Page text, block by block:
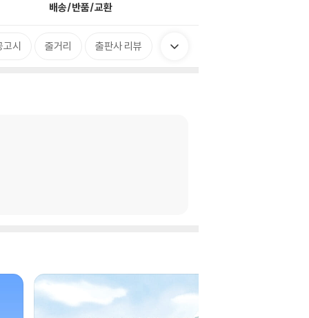
배송/반품/교환
고시 줄거리 출판사 리뷰